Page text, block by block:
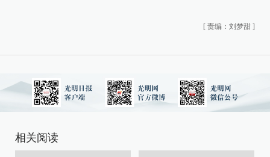
[ 责编：刘梦甜 ]
相关阅读